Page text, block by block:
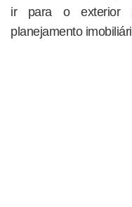
ir para o exterior
planejamento